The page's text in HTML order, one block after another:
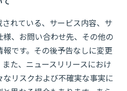
れている、サービス内容、サ
、お問い合わせ先、その他の
です。その後予告なしに変更
た、ニュースリリースにおけ
リスクおよび不確実な事実に